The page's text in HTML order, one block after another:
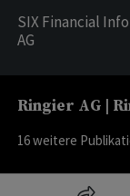
SIX Financial
AG
Ringier AG |
16weitere